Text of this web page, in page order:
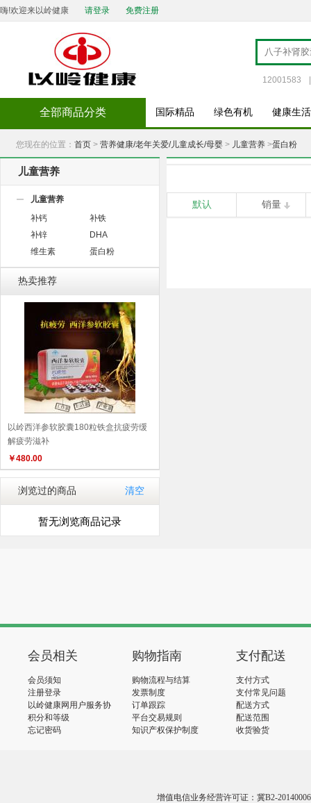
嗨!欢迎来以岭健康 请登录 免费注册
12001583
全部商品分类 国际精品 绿色有机 健康生活
您现在的位置： 首页 > 营养健康/老年关爱/儿童成长/母婴 > 儿童营养 >蛋白粉
儿童营养
儿童营养
补钙
补铁
补锌
DHA
维生素
蛋白粉
热卖推荐
以岭西洋参软胶囊180粒铁盒抗疲劳缓
解疲劳滋补
￥480.00
浏览过的商品 清空
暂无浏览商品记录
默认 销量
会员相关
会员须知
注册登录
以岭健康网用户服务协
议
积分和等级
忘记密码
购物指南
购物流程与结算
发票制度
订单跟踪
平台交易规则
知识产权保护制度
支付配送
支付方式
支付常见问题
配送方式
配送范围
收货验货
增值电信业务经营许可证：冀B2-20140006